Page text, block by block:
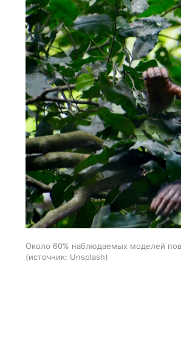
Около 60% наблюдаемых моделей
источник: Unsplash